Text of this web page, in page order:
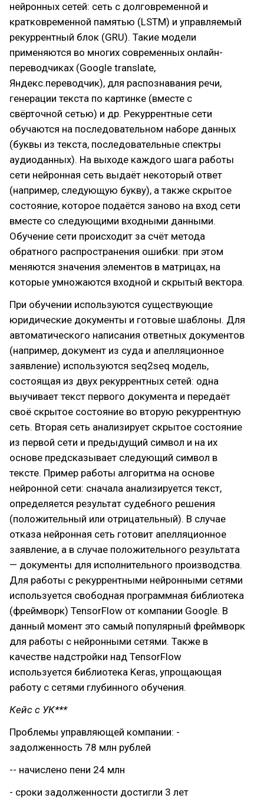
нейронных сетей: сеть с долговременной и
кратковременной памятью (LSTM) и управляемый
рекуррентный блок (GRU). Такие модели
применяются во многих современных онлайн-
переводчиках (Google translate,
Яндекс.переводчик), для распознавания речи,
генерации текста по картинке (вместе с
свёрточной сетью) и др. Рекуррентные сети
обучаются на последовательном наборе данных
(буквы из текста, последовательные спектры
аудиоданных). На выходе каждого шага работы
сети нейронная сеть выдаёт некоторый ответ
(например, следующую букву), а также скрытое
состояние, которое подаётся заново на вход сети
вместе со следующими входными данными.
Обучение сети происходит за счёт метода
обратного распространения ошибки: при этом
меняются значения элементов в матрицах, на
которые умножаются входной и скрытый вектора.
При обучении используются существующие
юридические документы и готовые шаблоны. Для
автоматического написания ответных документов
(например, документ из суда и апелляционное
заявление) используются seq2seq модель,
состоящая из двух рекуррентных сетей: одна
выучивает текст первого документа и передаёт
своё скрытое состояние во вторую рекуррентную
сеть. Вторая сеть анализирует скрытое состояние
из первой сети и предыдущий символ и на их
основе предсказывает следующий символ в
тексте. Пример работы алгоритма на основе
нейронной сети: сначала анализируется текст,
определяется результат судебного решения
(положительный или отрицательный). В случае
отказа нейронная сеть готовит апелляционное
заявление, а в случае положительного результата
— документы для исполнительного производства.
Для работы с рекуррентными нейронными сетями
используется свободная программная библиотека
(фреймворк) TensorFlow от компании Google. В
данный момент это самый популярный фреймворк
для работы с нейронными сетями. Также в
качестве надстройки над TensorFlow
используется библиотека Keras, упрощающая
работу с сетями глубинного обучения.
Кейс с УК***
Проблемы управляющей компании: -
задолженность 78 млн рублей
-- начислено пени 24 млн
- сроки задолженности достигли 3 лет